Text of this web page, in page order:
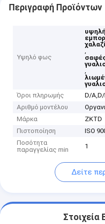
Περιγραφή Προϊόντων
Υψηλό φως
,
,
Όροι πληρωμής
D/
Αριθμό μοντέλου
Μάρκα
ZKTD
Πιστοποίηση
ISO
Ποσότητα
παραγγελίας min
1
Δείτε
Στοιχεία